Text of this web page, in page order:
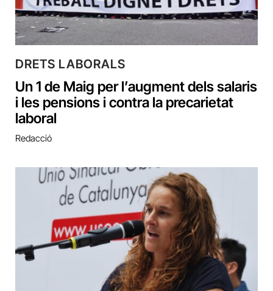
DRETS LABORALS
Un 1 de Maig per l’augment dels salaris
i les pensions i contra la precarietat
laboral
Redacció